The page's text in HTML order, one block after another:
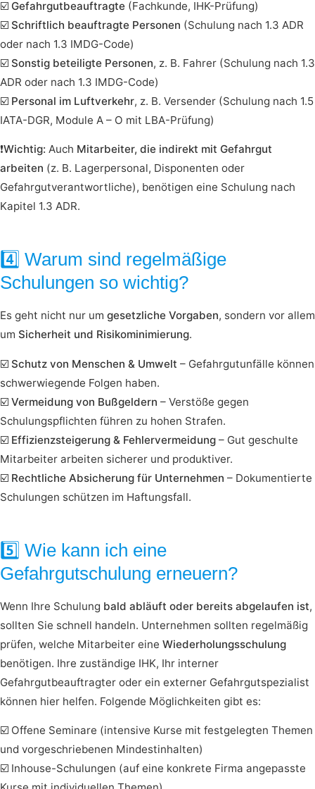
☑️ Gefahrgutbeauftragte (Fachkunde, IHK-Prüfung)
☑️ Schriftlich beauftragte Personen (Schulung nach 1.3 ADR
oder nach 1.3 IMDG-Code)
☑️ Sonstig beteiligte Personen, z. B. Fahrer (Schulung nach 1.3
ADR oder nach 1.3 IMDG-Code)
☑️ Personal im Luftverkehr, z. B. Versender (Schulung nach 1.5
IATA-DGR, Module A – O mit LBA-Prüfung)
❗️Wichtig: Auch Mitarbeiter, die indirekt mit Gefahrgut
arbeiten (z. B. Lagerpersonal, Disponenten oder
Gefahrgutverantwortliche), benötigen eine Schulung nach
Kapitel 1.3 ADR.
4️⃣ Warum sind regelmäßige
Schulungen so wichtig?
Es geht nicht nur um gesetzliche Vorgaben, sondern vor allem
um Sicherheit und Risikominimierung.
☑️ Schutz von Menschen & Umwelt – Gefahrgutunfälle können
schwerwiegende Folgen haben.
☑️ Vermeidung von Bußgeldern – Verstöße gegen
Schulungspflichten führen zu hohen Strafen.
☑️ Effizienzsteigerung & Fehlervermeidung – Gut geschulte
Mitarbeiter arbeiten sicherer und produktiver.
☑️ Rechtliche Absicherung für Unternehmen – Dokumentierte
Schulungen schützen im Haftungsfall.
5️⃣ Wie kann ich eine
Gefahrgutschulung erneuern?
Wenn Ihre Schulung bald abläuft oder bereits abgelaufen ist,
sollten Sie schnell handeln. Unternehmen sollten regelmäßig
prüfen, welche Mitarbeiter eine Wiederholungsschulung
benötigen. Ihre zuständige IHK, Ihr interner
Gefahrgutbeauftragter oder ein externer Gefahrgutspezialist
können hier helfen. Folgende Möglichkeiten gibt es:
☑️ Offene Seminare (intensive Kurse mit festgelegten Themen
und vorgeschriebenen Mindestinhalten)
☑️ Inhouse-Schulungen (auf eine konkrete Firma angepasste